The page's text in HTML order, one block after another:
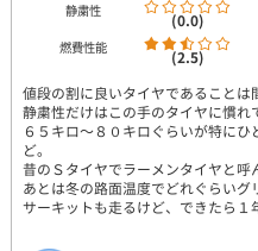
静粛性 (0.0)
燃費性能
(2.5)
値段の割に良いタイヤであることは
静粛性だけはこの手のタイヤに慣れ
６５キロ～８０キロぐらいが特に
ど。
昔のＳタイヤでラーメンタイヤと呼
あとは冬の路面温度でどれぐらいグ
サーキットも走るけど、できたら１